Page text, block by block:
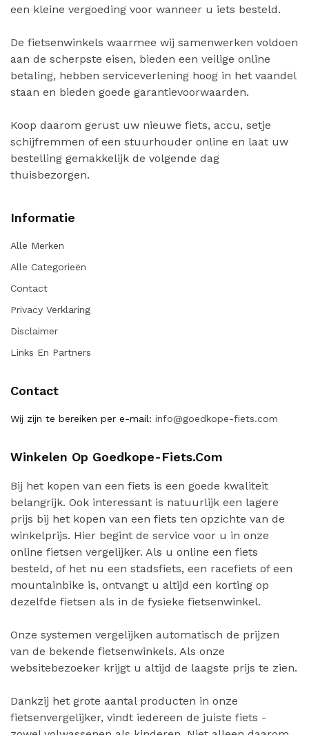
een kleine vergoeding voor wanneer u iets besteld.
De fietsenwinkels waarmee wij samenwerken voldoen
aan de scherpste eisen, bieden een veilige online
betaling, hebben serviceverlening hoog in het vaandel
staan en bieden goede garantievoorwaarden.
Koop daarom gerust uw nieuwe fiets, accu, setje
schijfremmen of een stuurhouder online en laat uw
bestelling gemakkelijk de volgende dag
thuisbezorgen.
Informatie
Alle Merken
Alle Categorieën
Contact
Privacy Verklaring
Disclaimer
Links En Partners
Contact
Wij zijn te bereiken per e-mail: info@goedkope-fiets.com
Winkelen Op Goedkope-Fiets.com
Bij het kopen van een fiets is een goede kwaliteit
belangrijk. Ook interessant is natuurlijk een lagere
prijs bij het kopen van een fiets ten opzichte van de
winkelprijs. Hier begint de service voor u in onze
online fietsen vergelijker. Als u online een fiets
besteld, of het nu een stadsfiets, een racefiets of een
mountainbike is, ontvangt u altijd een korting op
dezelfde fietsen als in de fysieke fietsenwinkel.
Onze systemen vergelijken automatisch de prijzen
van de bekende fietsenwinkels. Als onze
websitebezoeker krijgt u altijd de laagste prijs te zien.
Dankzij het grote aantal producten in onze
fietsenvergelijker, vindt iedereen de juiste fiets -